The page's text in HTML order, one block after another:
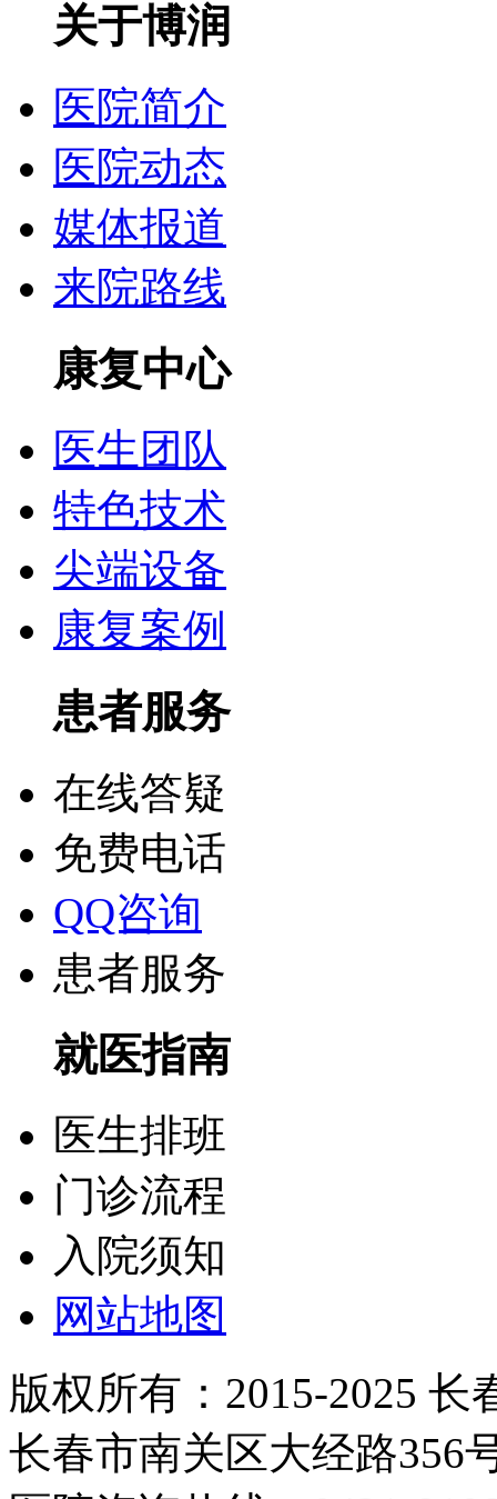
关于博润
医院简介
医院动态
媒体报道
来院路线
康复中心
医生团队
特色技术
尖端设备
康复案例
患者服务
在线答疑
免费电话
QQ咨询
患者服务
就医指南
医生排班
门诊流程
入院须知
网站地图
版权所有：2015-2025
长春市南关区大经路356